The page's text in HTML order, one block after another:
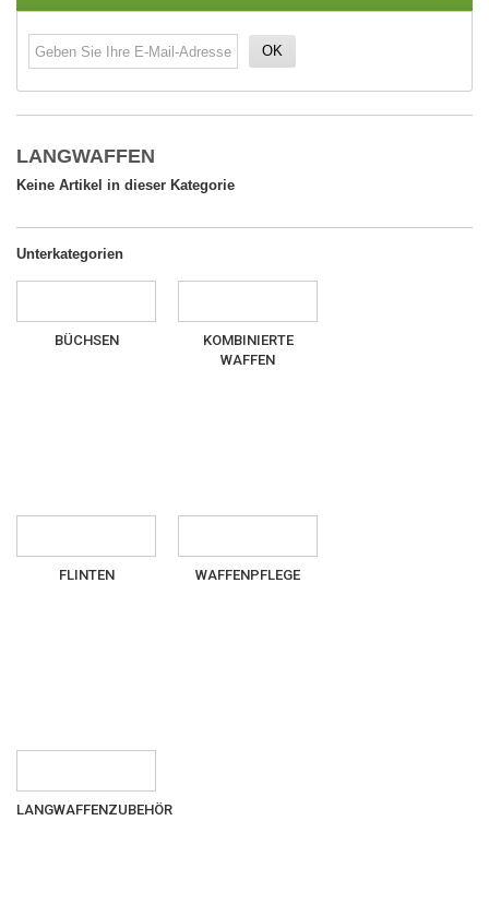
OK
LANGWAFFEN
Keine Artikel in dieser Kategorie
Unterkategorien
BÜCHSEN
KOMBINIERTE
WAFFEN
FLINTEN WAFFENPFLEGE
LANGWAFFENZUBEHÖR